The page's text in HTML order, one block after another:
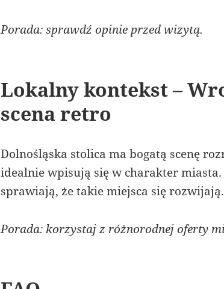
Porada: sprawdź opinie przed wizytą.
Lokalny kontekst –
scena retro
Dolnośląska stolica ma bogatą scenę
idealnie wpisują się w charakter
sprawiają, że takie miejsca się rozwijają.
Porada: korzystaj z różnorodnej oferty